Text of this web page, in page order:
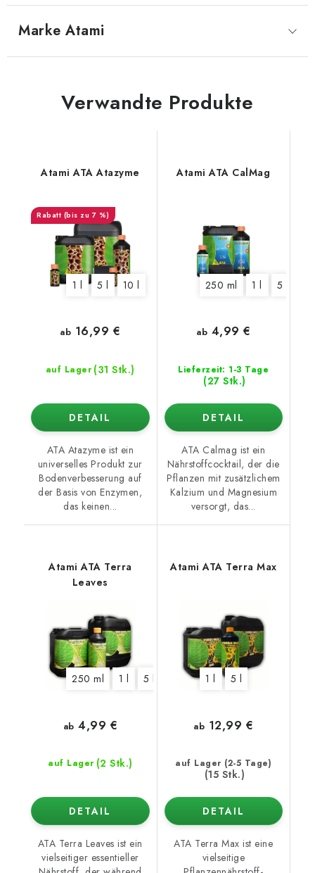
Marke Atami
Verwandte Produkte
Atami ATA Atazyme
(bis zu 7 %)
1 l 5 l 10 l
auf Lager (31 Stk.)
ab 16,99 €
DETAIL
ATA Atazyme ist ein
universelles Produkt zur
Bodenverbesserung auf
der Basis von Enzymen,
das keinen...
Atami ATA CalMag
250 ml 1 l 5 l
Lieferzeit: 1-3 Tage
(27 Stk.)
ab 4,99 €
DETAIL
ATA Calmag ist ein
Nährstoffcocktail, der die
Pflanzen mit zusätzlichem
Kalzium und Magnesium
versorgt, das...
Atami ATA Terra
Leaves
250 ml 1 l 5 l
auf Lager (2 Stk.)
ab 4,99 €
DETAIL
ATA Terra Leaves ist ein
vielseitiger essentieller
Atami ATA Terra Max
1 l 5 l
auf Lager (2-5 Tage)
(15 Stk.)
ab 12,99 €
DETAIL
ATA Terra Max ist eine
vielseitige